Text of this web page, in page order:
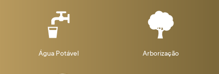
Água Potável Arborização